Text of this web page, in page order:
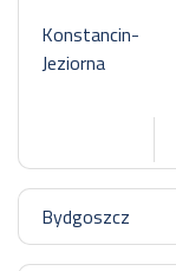
Konstancin-
Jeziorna
Bydgoszcz